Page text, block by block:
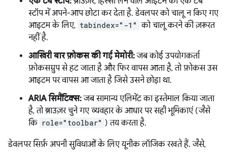
स्टॉप में अपने-आप छोटा कर देता है. डेवलपर को चालू न किए गए
आइटम के लिए, tabindex="-1" को चालू करने की ज़रूरत
नहीं है.
आखिरी बार फ़ोकस की गई मेमोरी:जब कोई उपयोगकर्ता
फ़ोकसग्रुप से हट जाता है और फिर वापस आता है, तो फ़ोकस उस
आइटम पर वापस आ जाता है जिसे उसने छोड़ा था.
ARIA सिमैंटिक्स:जब सामान्य एलिमेंट का इस्तेमाल किया जाता
है, तो ब्राउज़र चुने गए व्यवहार के आधार पर सही भूमिकाएं (जैसे
कि role="toolbar" ) तय करता है.
डेवलपर सिर्फ़ अपनी सुविधाओं के लिए यूनीक लॉजिक रखते हैं. जैसे,